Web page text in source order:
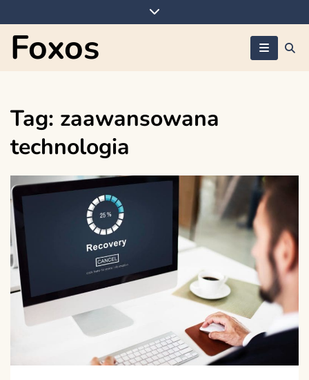
to
content
Foxos
Tag: zaawansowana
technologia